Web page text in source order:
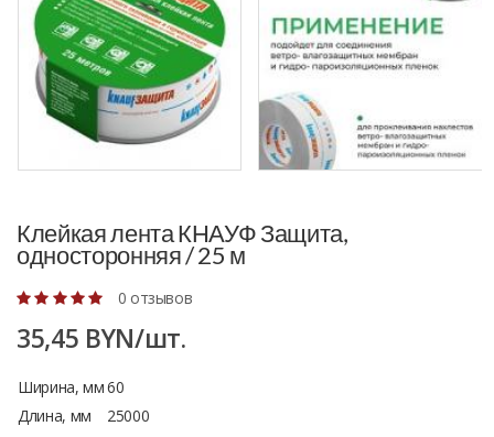
Клейкая лента КНАУФ Защита,
односторонняя / 25 м
0 отзывов
35,45 BYN/шт.
Ширина, мм60
Длина, мм
25000